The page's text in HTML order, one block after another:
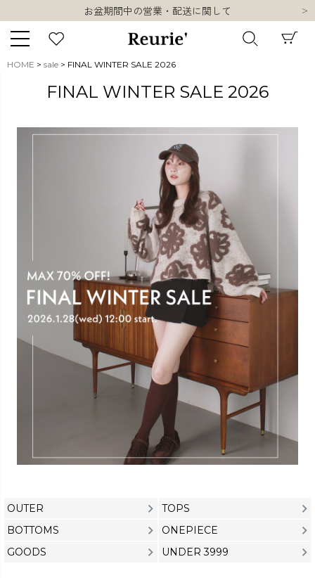
類似ブランド・他社ショップ様との誤認知に関するお願い
熊本県熊本地方を震源とする地震の影響について
お盆期間中の営業・配送に関して
10,000円以上ご購入で送料無料
キーワード
再入荷
商品タイプ
ORIGINAL HIT ITEM
カラー
価格
在庫なし商品
HOME sale FINAL WINTER SALE 2026
FINAL WINTER SALE 2026
OUTER
TOPS
BOTTOMS
ONEPIECE
GOODS
UNDER 3999